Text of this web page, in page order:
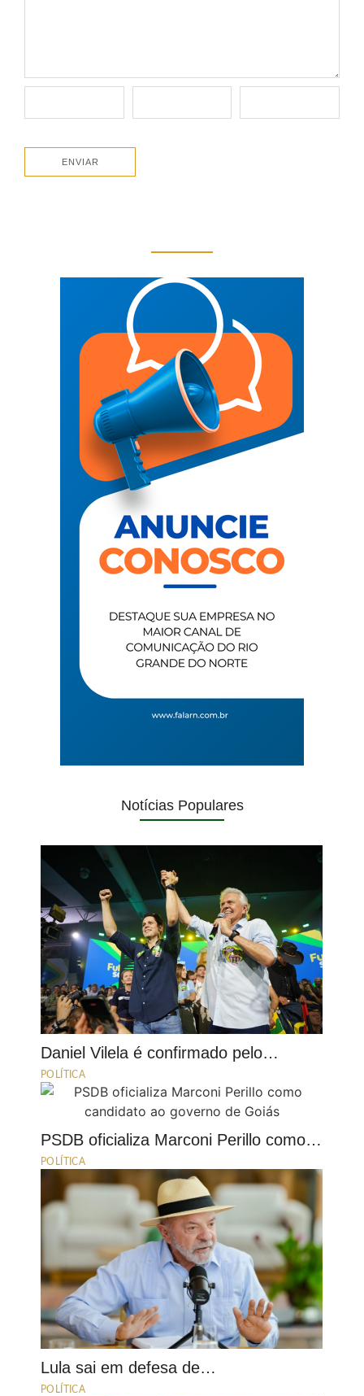
Notícias Populares
Daniel Vilela é confirmado pelo…
POLÍTICA
PSDB oficializa Marconi Perillo como…
POLÍTICA
Lula sai em defesa de…
POLÍTICA